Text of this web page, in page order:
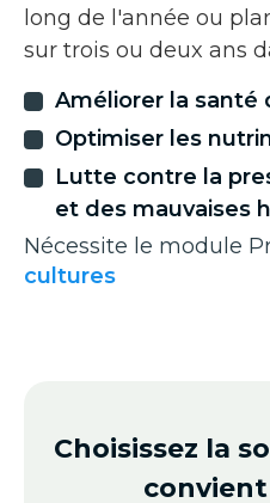
long de l'année ou
sur trois ou deux ans
Améliorer la santé
Optimiser les
Lutte contre la
et des mauvaises
Nécessite le module
cultures
Choisissez la